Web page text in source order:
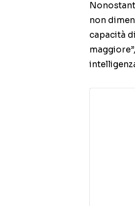
non
capacità